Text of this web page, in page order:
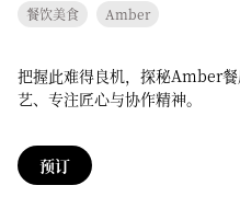
餐饮美食 Amber
把握此难得良机，探秘Amber
艺、专注匠心与协作精神。
预订